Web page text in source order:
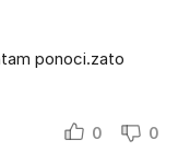
ponoci.zato
0 0